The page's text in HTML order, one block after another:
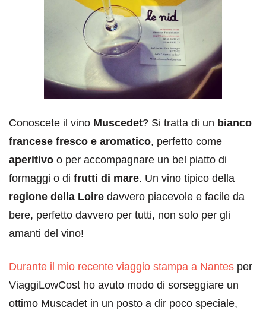
Conoscete il vino Muscedet? Si tratta di un bianco
francese fresco e aromatico, perfetto come
aperitivo o per accompagnare un bel piatto di
formaggi o di frutti di mare. Un vino tipico della
regione della Loire davvero piacevole e facile da
bere, perfetto davvero per tutti, non solo per gli
amanti del vino!
Durante il mio recente viaggio stampa a Nantes per
ViaggiLowCost ho avuto modo di sorseggiare un
ottimo Muscadet in un posto a dir poco speciale,